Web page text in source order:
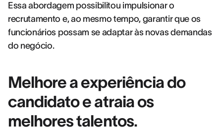
Essa abordagem possibilitou impulsionar o
recrutamento e, ao mesmo tempo, garantir que os
funcionários possam se adaptar às novas demandas
do negócio.
Melhore a experiência do
candidato e atraia os
melhores talentos.